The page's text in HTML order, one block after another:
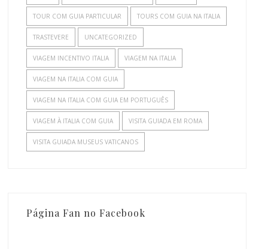
TOUR COM GUIA PARTICULAR TOURS COM GUIA NA ITALIA
TRASTEVERE UNCATEGORIZED
VIAGEM INCENTIVO ITALIA VIAGEM NA ITALIA
VIAGEM NA ITALIA COM GUIA
VIAGEM NA ITALIA COM GUIA EM PORTUGUÊS
VIAGEM À ITALIA COM GUIA VISITA GUIADA EM ROMA
VISITA GUIADA MUSEUS VATICANOS
Página Fan no Facebook